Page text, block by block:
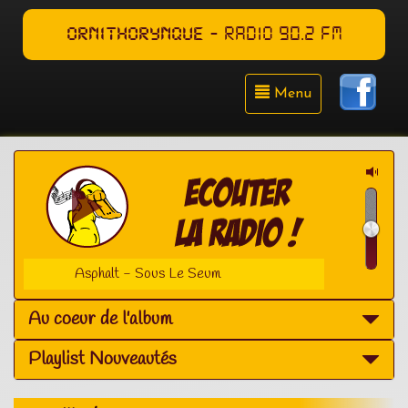
ORNITHORYNQUE - RADIO 90.2 FM
Menu
Asphalt - Sous Le Seum
Au coeur de l'album
Playlist Nouveautés